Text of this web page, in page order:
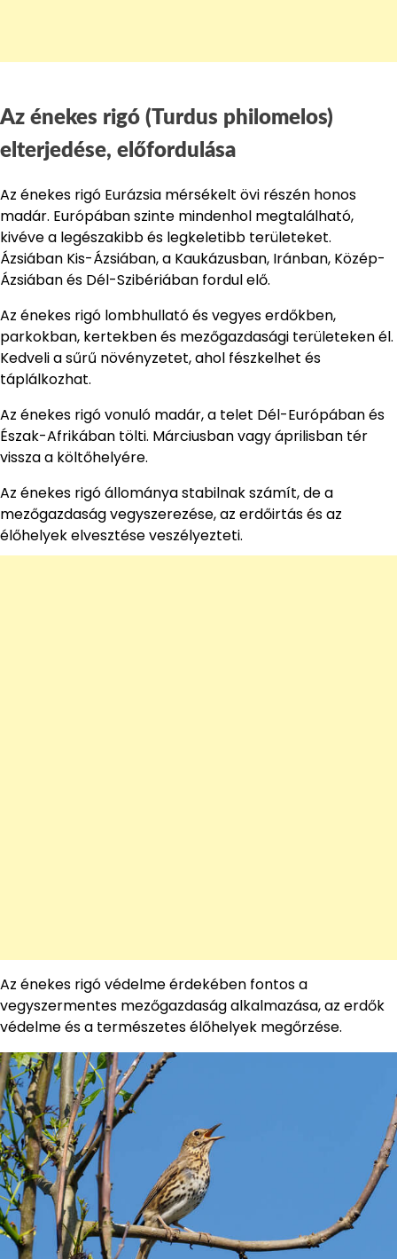
Az énekes rigó (Turdus philomelos)
elterjedése, előfordulása
Az énekes rigó Eurázsia mérsékelt övi részén honos
madár. Európában szinte mindenhol megtalálható,
kivéve a legészakibb és legkeletibb területeket.
Ázsiában Kis-Ázsiában, a Kaukázusban, Iránban, Közép-
Ázsiában és Dél-Szibériában fordul elő.
Az énekes rigó lombhullató és vegyes erdőkben,
parkokban, kertekben és mezőgazdasági területeken él.
Kedveli a sűrű növényzetet, ahol fészkelhet és
táplálkozhat.
Az énekes rigó vonuló madár, a telet Dél-Európában és
Észak-Afrikában tölti. Márciusban vagy áprilisban tér
vissza a költőhelyére.
Az énekes rigó állománya stabilnak számít, de a
mezőgazdaság vegyszerezése, az erdőirtás és az
élőhelyek elvesztése veszélyezteti.
Az énekes rigó védelme érdekében fontos a
vegyszermentes mezőgazdaság alkalmazása, az erdők
védelme és a természetes élőhelyek megőrzése.